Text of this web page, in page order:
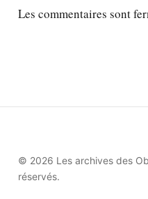
Les commentaires sont
© 2026 Les archives des
réservés.